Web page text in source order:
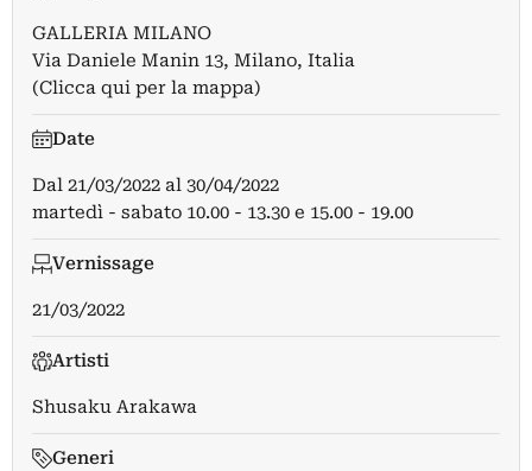
GALLERIA MILANO
Via Daniele Manin 13, Milano, Italia
(Clicca qui per la mappa)
Date
Dal 21/03/2022 al 30/04/2022
martedì - sabato 10.00 - 13.30 e 15.00 - 19.00
Vernissage
21/03/2022
Artisti
Shusaku Arakawa
Generi